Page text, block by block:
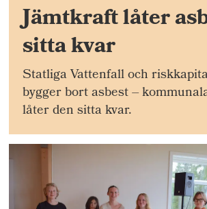
Jämtkraft låter
sitta kvar
Statliga Vattenfall och
bygger bort asbest –
låter den sitta kvar.